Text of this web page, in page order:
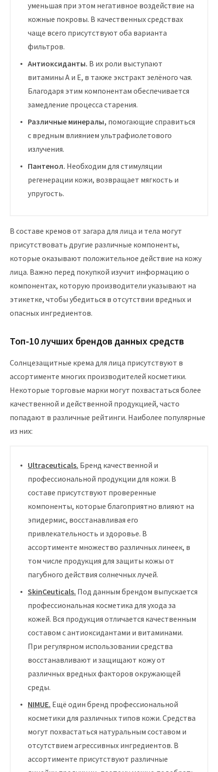
уменьшая при этом негативное воздействие на
кожные покровы. В качественных средствах
чаще всего присутствуют оба варианта
фильтров.
Антиоксиданты. В их роли выступают
витамины А и Е, в также экстракт зелёного чая.
Благодаря этим компонентам обеспечивается
замедление процесса старения.
Различные минералы, помогающие справиться
с вредным влиянием ультрафиолетового
излучения.
Пантенол. Необходим для стимуляции
регенерации кожи, возвращает мягкость и
упругость.
В составе кремов от загара для лица и тела могут
присутствовать другие различные компоненты,
которые оказывают положительное действие на кожу
лица. Важно перед покупкой изучит информацию о
компонентах, которую производители указывают на
этикетке, чтобы убедиться в отсутствии вредных и
опасных ингредиентов.
Топ-10 лучших брендов данных средств
Солнцезащитные крема для лица присутствуют в
ассортименте многих производителей косметики.
Некоторые торговые марки могут похвастаться более
качественной и действенной продукцией, часто
попадают в различные рейтинги. Наиболее популярные
из них:
Ultraceuticals. Бренд качественной и
профессиональной продукции для кожи. В
составе присутствуют проверенные
компоненты, которые благоприятно влияют на
эпидермис, восстанавливая его
привлекательность и здоровье. В
ассортименте множество различных линеек, в
том числе продукция для защиты кожы от
пагубного действия солнечных лучей.
SkinCeuticals. Под данным брендом выпускается
профессиональная косметика для ухода за
кожей. Вся продукция отличается качественным
составом с антиоксидантами и витаминами.
При регулярном использовании средства
восстанавливают и защищают кожу от
различных вредных факторов окружающей
среды.
NIMUE. Ещё один бренд профессиональной
косметики для различных типов кожи. Средства
могут похвастаться натуральным составом и
отсутствием агрессивных ингредиентов. В
ассортименте присутствуют различные